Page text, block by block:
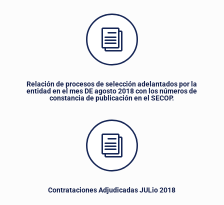
i
Relación de procesos de selección adelantados por la
entidad en el mes DE agosto 2018 con los números de
constancia de publicación en el SECOP.
i
Contrataciones Adjudicadas JULio 2018